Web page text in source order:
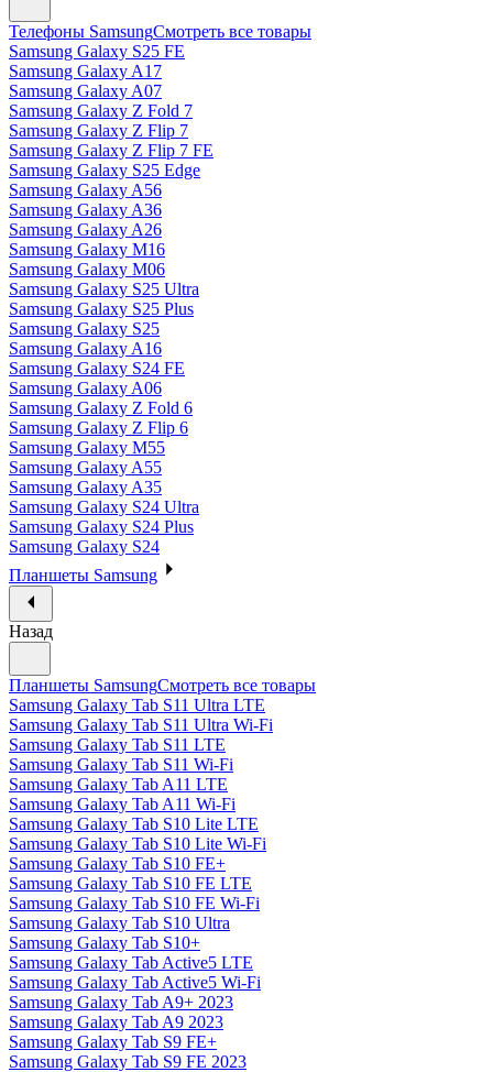
Телефоны SamsungСмотреть все товары
Samsung Galaxy S25 FE
Samsung Galaxy A17
Samsung Galaxy A07
Samsung Galaxy Z Fold 7
Samsung Galaxy Z Flip 7
Samsung Galaxy Z Flip 7 FE
Samsung Galaxy S25 Edge
Samsung Galaxy A56
Samsung Galaxy A36
Samsung Galaxy A26
Samsung Galaxy M16
Samsung Galaxy M06
Samsung Galaxy S25 Ultra
Samsung Galaxy S25 Plus
Samsung Galaxy S25
Samsung Galaxy A16
Samsung Galaxy S24 FE
Samsung Galaxy A06
Samsung Galaxy Z Fold 6
Samsung Galaxy Z Flip 6
Samsung Galaxy M55
Samsung Galaxy A55
Samsung Galaxy A35
Samsung Galaxy S24 Ultra
Samsung Galaxy S24 Plus
Samsung Galaxy S24
Планшеты Samsung
Назад
Планшеты SamsungСмотреть все товары
Samsung Galaxy Tab S11 Ultra LTE
Samsung Galaxy Tab S11 Ultra Wi-Fi
Samsung Galaxy Tab S11 LTE
Samsung Galaxy Tab S11 Wi-Fi
Samsung Galaxy Tab A11 LTE
Samsung Galaxy Tab A11 Wi-Fi
Samsung Galaxy Tab S10 Lite LTE
Samsung Galaxy Tab S10 Lite Wi-Fi
Samsung Galaxy Tab S10 FE+
Samsung Galaxy Tab S10 FE LTE
Samsung Galaxy Tab S10 FE Wi-Fi
Samsung Galaxy Tab S10 Ultra
Samsung Galaxy Tab S10+
Samsung Galaxy Tab Active5 LTE
Samsung Galaxy Tab Active5 Wi-Fi
Samsung Galaxy Tab A9+ 2023
Samsung Galaxy Tab A9 2023
Samsung Galaxy Tab S9 FE+
Samsung Galaxy Tab S9 FE 2023